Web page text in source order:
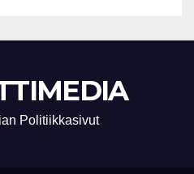
Politiikkasivut